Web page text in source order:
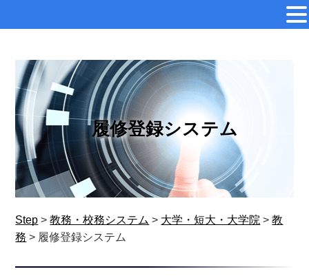
履修登録システム
Step >教務・校務システム > 大学・短大・大学院 >教
務 > 履修登録システム